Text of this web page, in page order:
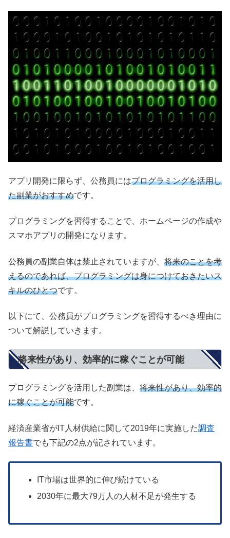
アプリ開発に限らず、公務員にはプログラミングを活用し
た副業がおすすめです。
プログラミングを習得することで、ホームページの作成や
スマホアプリの開発になります。
公務員の副業自体は禁止されていますが、 将来のことを考
えるのであれば、プログラミングは身につけておきたいス
キルのひとつです。
以下にて、公務員がプログラミングを習得するべき理由に
ついて解説していきます。
将来性があり、効率的に稼ぐことが可能
プログラミングを活用した副業は、 将来性があり、効率的
に稼ぐことが可能です。
経済産業省がIT人材供給に関して2019年に実施した調査
報告書でも下記の2点が記されています。
IT市場は世界的に伸び続けている
2030年に最大79万人の人材不足が発生する